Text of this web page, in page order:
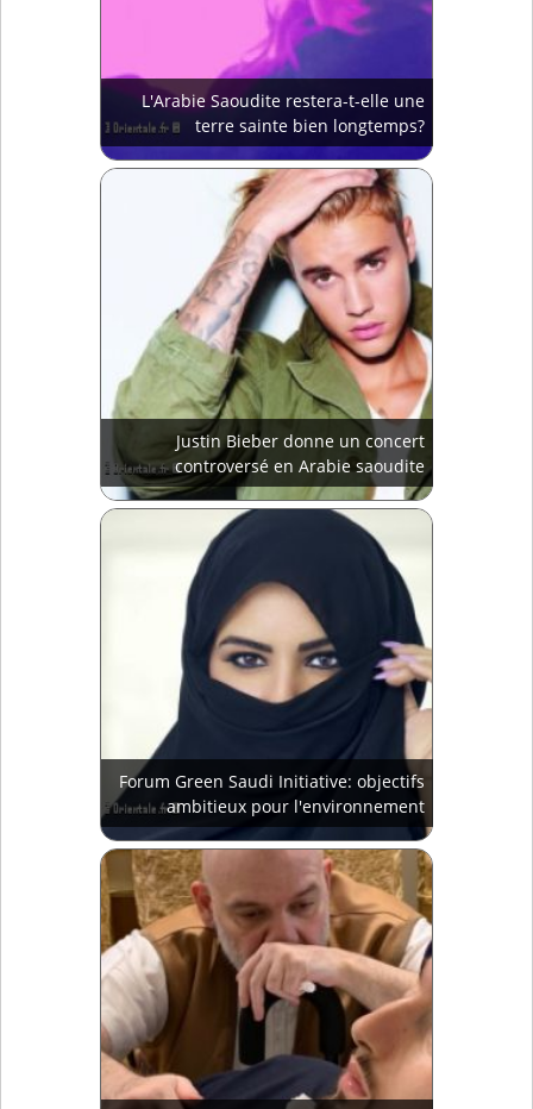
L'Arabie Saoudite restera-t-elle une
terre sainte bien longtemps?
Justin Bieber donne un concert
controversé en Arabie saoudite
Forum Green Saudi Initiative: objectifs
ambitieux pour l'environnement